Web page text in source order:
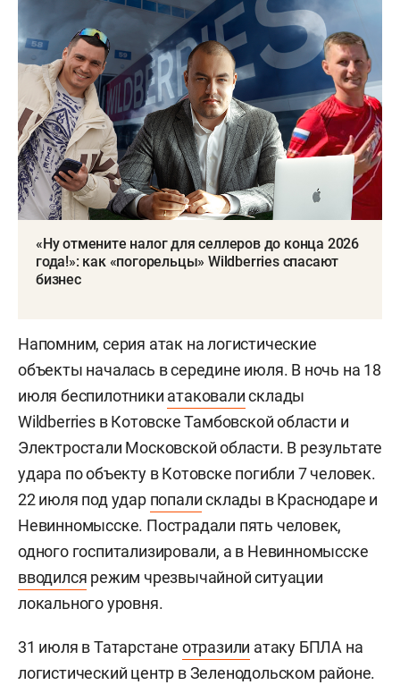
«Ну отмените налог для селлеров до конца 2026
года!»: как «погорельцы» Wildberries спасают
бизнес
Напомним, серия атак на логистические
объекты началась в середине июля. В ночь на 18
июля беспилотники атаковалисклады
Wildberries в Котовске Тамбовской области и
Электростали Московской области. В результате
удара по объекту в Котовске погибли 7 человек.
22 июля под удар попалисклады в Краснодаре и
Невинномысске. Пострадали пять человек,
одного госпитализировали, а в Невинномысске
вводился режим чрезвычайной ситуации
локального уровня.
31 июля в Татарстане отразили атаку БПЛА на
логистический центр в Зеленодольском районе.